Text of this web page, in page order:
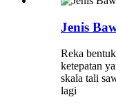
Jenis
Reka
ketepatan
skala tali
lagi